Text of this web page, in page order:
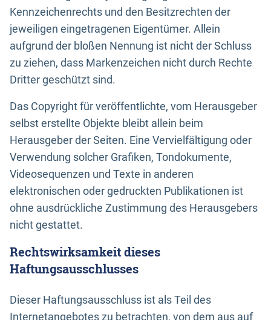
Kennzeichenrechts und den Besitzrechten der
jeweiligen eingetragenen Eigentümer. Allein
aufgrund der bloßen Nennung ist nicht der Schluss
zu ziehen, dass Markenzeichen nicht durch Rechte
Dritter geschützt sind.
Das Copyright für veröffentlichte, vom Herausgeber
selbst erstellte Objekte bleibt allein beim
Herausgeber der Seiten. Eine Vervielfältigung oder
Verwendung solcher Grafiken, Tondokumente,
Videosequenzen und Texte in anderen
elektronischen oder gedruckten Publikationen ist
ohne ausdrückliche Zustimmung des Herausgebers
nicht gestattet.
Rechtswirksamkeit dieses
Haftungsausschlusses
Dieser Haftungsausschluss ist als Teil des
Internetangebotes zu betrachten, von dem aus auf